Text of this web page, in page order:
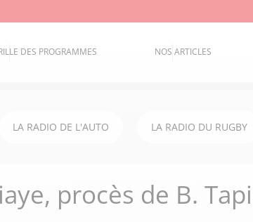
DES PROGRAMMES NOS ARTICLES
LA RADIO DE L'AUTO LA RADIO DU RUGBY
procès de B.